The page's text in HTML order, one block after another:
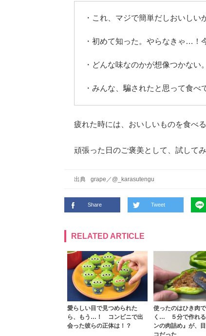
・これ、マジで簡単だしおいしい
・初めて知った。やらなきゃ…！
・どんな味なのかが想像つかない
・みんな、騙されたと思って食べ
疲れた時には、おいしいものを食べ
頑張った日のご褒美として、試して
出典 grape ／ @_karasutengu
Share Tweet
RELATED ARTICLE
愛らしい目で見つめられた
ら、もう…！ コンビニで出
会った彼らの正体は！？
使ったのはひき肉
く… ５分で作れる
ンの肉詰め』が、
コだった